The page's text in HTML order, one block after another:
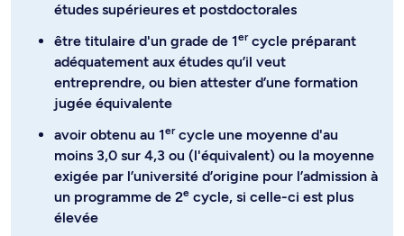
études supérieures et postdoctorales
être titulaire d'un grade de 1ercycle préparant
adéquatement aux études qu’il veut
entreprendre, ou bien attester d’une formation
jugée équivalente
avoir obtenu au 1ercycle une moyenne d'au
moins 3,0 sur 4,3 ou (l'équivalent) ou la moyenne
exigée par l’université d’origine pour l’admission à
un programme de 2e cycle, si celle-ci est plus
élevée